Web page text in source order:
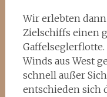
Wir erlebten
Zielschiffs einen
Winds aus West
schnell außer
entschieden sich